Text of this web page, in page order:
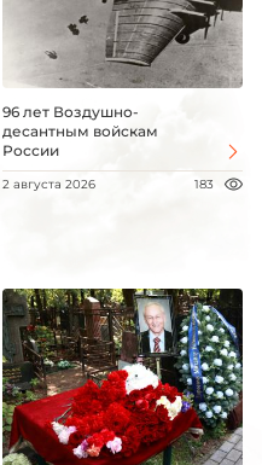
96 лет Воздушно-
десантным войскам
России
2 августа 2026 183